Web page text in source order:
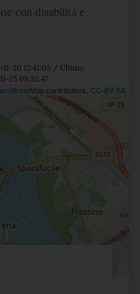
con disabilità e
20 12:41:03 / Ultimo
25 08:32:47
contributors, CC-BY-SA